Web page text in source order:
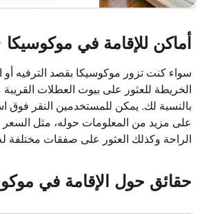
أماكن للإقامة في موكوسيكا
سواء كنت تزور موكوسيكا بقصد الترفيه أو
الخريطة للعثور على بيوت العطلات القريبة
بالنسبة لك. يمكن للمستخدمين النقر فوق
على مزيد من المعلومات حوله، مثل السعر
الراحة وكذلك العثور على صفقات مختلفة
حقائق حول الإقامة في